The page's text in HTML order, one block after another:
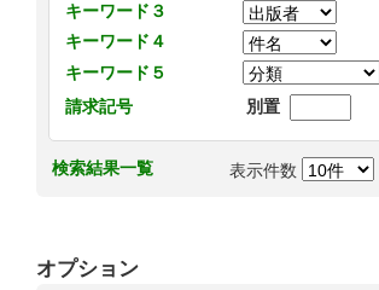
キーワード３
キーワード４
キーワード５
請求記号
別置
検索結果一覧 表示件数
オプション